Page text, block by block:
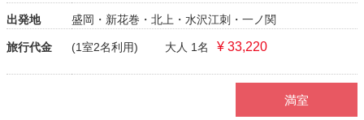
出発地
盛岡・新花巻・北上・水沢江刺・一ノ関
旅行代金 (1室2名利用) 大人 1名 ¥ 33,220
満室